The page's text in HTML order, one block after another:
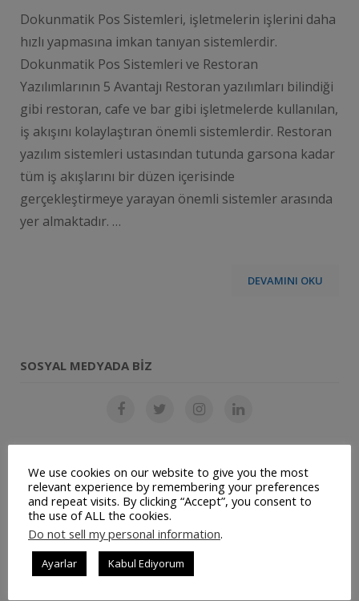
Dokunmatik Pos Sistemleri, işletmelerin işlerini daha
hızlı yapmasına imkan tanıyan sistemlerdir.
Dokunmatik Pos Sistemleri ve Restoran
Yazılımlarının 5 Avantajı Restoran yazılımları bilindiği
gibi restoran, cafe ve bar gibi işletmelerde kullanılan,
iş akışını kolaylaştıran önemli sistemlerdir. Restoran
yazılım sistemleri ustasından tutunda garsona kadar
tüm iş akışlarını bir düzen içerisinde
gerçekleştirmeye yarayan önemli sistemler arasında
yer almaktadır. …
DEVAMINI OKU
SOSYAL MEDYADA BIZ
SON YAZILAR
Restoran Otomasyon Sistemi
Müşteri Panelimiz Yayınlanmıştır
Ticari Bilgilerimiz Değişmiştir
We use cookies on our website to give you the most
relevant experience by remembering your preferences
and repeat visits. By clicking “Accept”, you consent to
the use of ALL the cookies.
Do not sell my personal information.
Ayarlar Kabul Ediyorum